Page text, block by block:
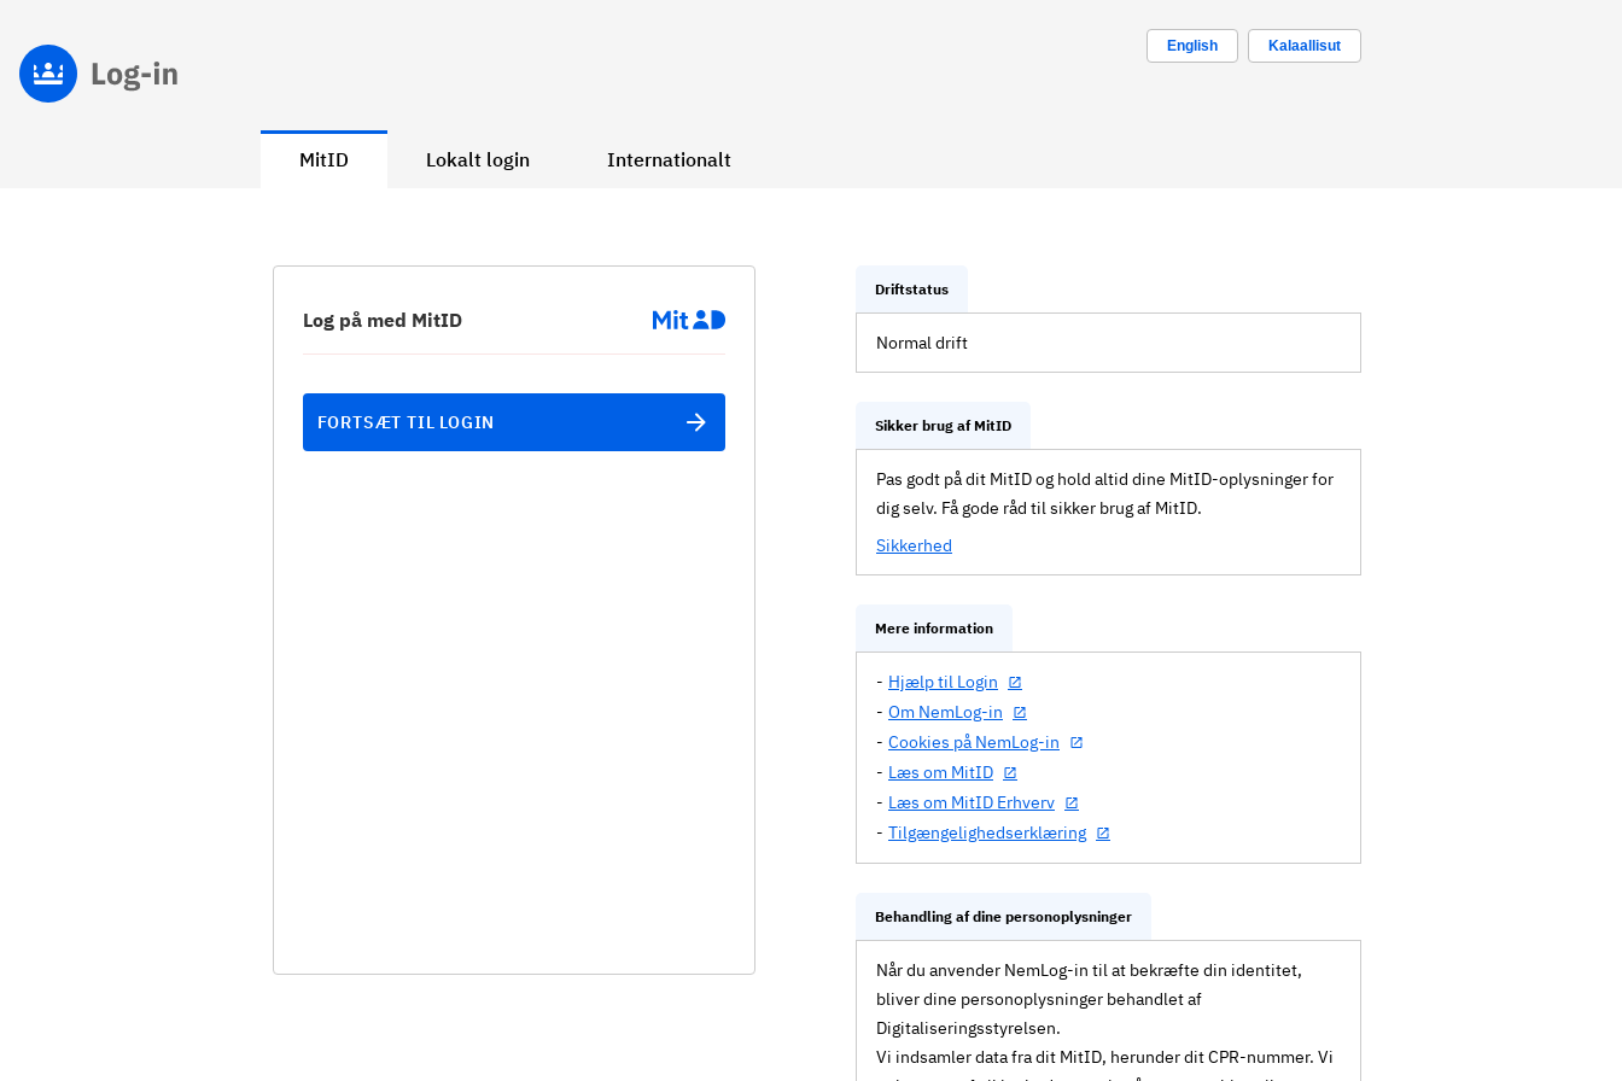
English Kalaallisut
MitID Lokalt login Internationalt
Log på med MitID
FORTSÆT TIL LOGIN
Driftstatus
Normal drift
Sikker brug af MitID
Pas godt på dit MitID og hold altid dine MitID-oplysninger for
dig selv. Få gode råd til sikker brug af MitID.
Sikkerhed
Mere information
Hjælp til Login
Om NemLog-in
Cookies på NemLog-in
Læs om MitID
Læs om MitID Erhverv
Tilgængelighedserklæring
Behandling af dine personoplysninger
Når du anvender NemLog-in til at bekræfte din identitet,
bliver dine personoplysninger behandlet af
Digitaliseringsstyrelsen.
Vi indsamler data fra dit MitID, herunder dit CPR-nummer. Vi